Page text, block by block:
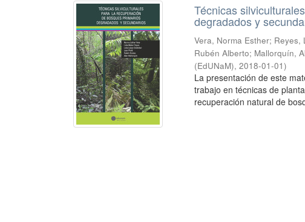
Técnicas
degradados y
Vera, Norma Esther;
Rubén Alberto; Mallorquín,
(EdUNaM),2018-01-01)
La presentación de este
trabajo en técnicas de
recuperación natural de